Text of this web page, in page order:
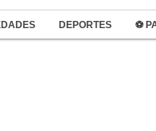
DEPORTES ⚽